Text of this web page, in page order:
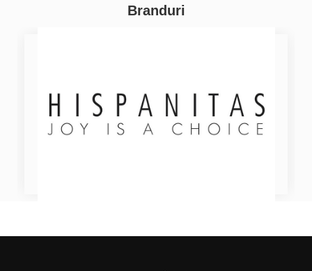
Branduri